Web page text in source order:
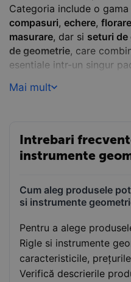
Categoria include o
compasuri, echere, florare
masurare, dar si seturi de
de geometrie, care
esentiale intr-un singur
Fiecare instrument este
pentru desen tehnic,
geometrice.
calitate pePapet.rosi
operatiune simpla si
Mai mult
Intrebari
instrumente
Cum aleg produsele
si instrumente
Pentru a alege
Rigle si instrumente
caracteristicile,
Verifică descrierile